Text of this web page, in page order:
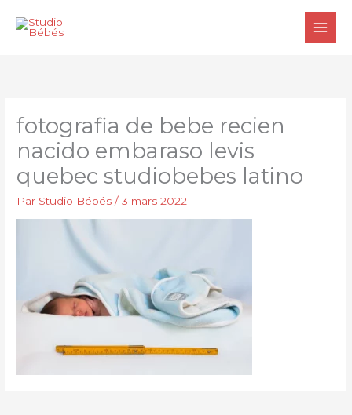
fotografia de bebe recien
nacido embaraso levis
quebec studiobebes latino
Par Studio Bébés/3 mars 2022